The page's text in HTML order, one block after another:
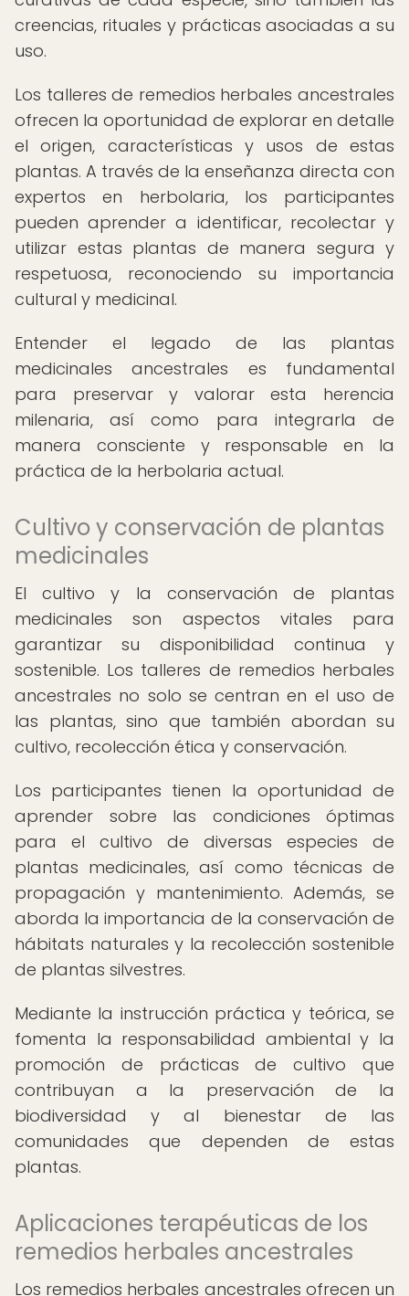
creencias, rituales y prácticas asociadas a su
uso.
Los talleres de remedios herbales ancestrales
ofrecen la oportunidad de explorar en detalle
el origen, características y usos de estas
plantas. A través de la enseñanza directa con
expertos en herbolaria, los participantes
pueden aprender a identificar, recolectar y
utilizar estas plantas de manera segura y
respetuosa, reconociendo su importancia
cultural y medicinal.
Entender el legado de las plantas
medicinales ancestrales es fundamental
para preservar y valorar esta herencia
milenaria, así como para integrarla de
manera consciente y responsable en la
práctica de la herbolaria actual.
Cultivo y conservación de plantas
medicinales
El cultivo y la conservación de plantas
medicinales son aspectos vitales para
garantizar su disponibilidad continua y
sostenible. Los talleres de remedios herbales
ancestrales no solo se centran en el uso de
las plantas, sino que también abordan su
cultivo, recolección ética y conservación.
Los participantes tienen la oportunidad de
aprender sobre las condiciones óptimas
para el cultivo de diversas especies de
plantas medicinales, así como técnicas de
propagación y mantenimiento. Además, se
aborda la importancia de la conservación de
hábitats naturales y la recolección sostenible
de plantas silvestres.
Mediante la instrucción práctica y teórica, se
fomenta la responsabilidad ambiental y la
promoción de prácticas de cultivo que
contribuyan a la preservación de la
biodiversidad y al bienestar de las
comunidades que dependen de estas
plantas.
Aplicaciones terapéuticas de los
remedios herbales ancestrales
Los remedios herbales ancestrales ofrecen un